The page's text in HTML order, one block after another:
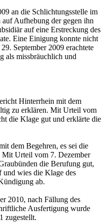
an die Schlichtungsstelle im
Aufhebung der gegen ihn
auf eine Erstreckung des
Eine Einigung konnte nicht
September 2009 erachtete
als missbräuchlich und
Hinterrhein mit dem
zu erklären. Mit Urteil vom
die Klage gut und erklärte die
dem Begehren, es sei die
Urteil vom 7. Dezember
die Berufung gut,
und wies die Klage des
ab.
2010, nach Fällung des
Ausfertigung wurde
zugestellt.